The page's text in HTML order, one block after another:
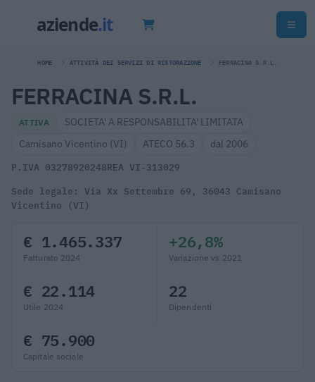
HOME ATTIVITÀ DEI SERVIZI DI RISTORAZIONE FERRACINA S.R.L.
FERRACINA S.R.L.
ATTIVA
SOCIETA' A RESPONSABILITA' LIMITATA
Camisano Vicentino (VI)
ATECO 56.3 dal 2006
P.IVA 03278920248REA VI-313029
Sede legale: Via Xx Settembre 69, 36043 Camisano
Vicentino (VI)
€ 1.465.337
Fatturato 2024
+26,8%
Variazione vs 2021
€ 22.114
Utile 2024
22
Dipendenti
€ 75.900
Capitale sociale